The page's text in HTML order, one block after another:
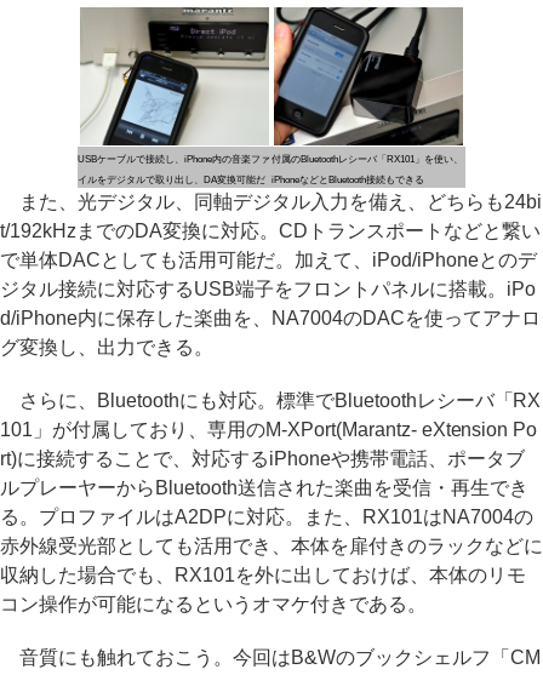
USBケーブルで接続し、iPhone内の音楽ファ
イルをデジタルで取り出し、DA変換可能だ
付属のBluetoothレシーバ「RX101」を使い、
iPhoneなどとBluetooth接続もできる
また、光デジタル、同軸デジタル入力を備え、どちらも24bi
t/192kHzまでのDA変換に対応。CDトランスポートなどと繋い
で単体DACとしても活用可能だ。加えて、iPod/iPhoneとのデ
ジタル接続に対応するUSB端子をフロントパネルに搭載。iPo
d/iPhone内に保存した楽曲を、NA7004のDACを使ってアナロ
グ変換し、出力できる。
さらに、Bluetoothにも対応。標準でBluetoothレシーバ「RX
101」が付属しており、専用のM-XPort(Marantz- eXtension Po
rt)に接続することで、対応するiPhoneや携帯電話、ポータブ
ルプレーヤーからBluetooth送信された楽曲を受信・再生でき
る。プロファイルはA2DPに対応。また、RX101はNA7004の
赤外線受光部としても活用でき、本体を扉付きのラックなどに
収納した場合でも、RX101を外に出しておけば、本体のリモ
コン操作が可能になるというオマケ付きである。
音質にも触れておこう。今回はB&Wのブックシェルフ「CM